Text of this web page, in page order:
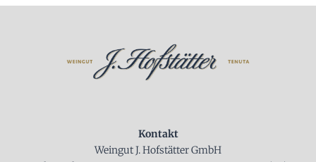
Kontakt
Weingut J. Hofstätter GmbH